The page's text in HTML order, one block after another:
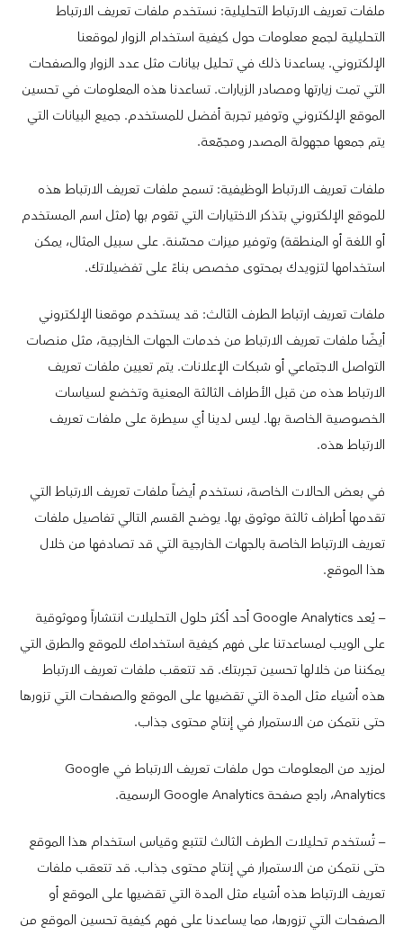
ملفات تعريف الارتباط التحليلية: نستخدم ملفات تعريف الارتباط
التحليلية لجمع معلومات حول كيفية استخدام الزوار لموقعنا
الإلكتروني. يساعدنا ذلك في تحليل بيانات مثل عدد الزوار والصفحات
التي تمت زيارتها ومصادر الزيارات. تساعدنا هذه المعلومات في تحسين
الموقع الإلكتروني وتوفير تجربة أفضل للمستخدم. جميع البيانات التي
يتم جمعها مجهولة المصدر ومجمّعة.
ملفات تعريف الارتباط الوظيفية: تسمح ملفات تعريف الارتباط هذه
للموقع الإلكتروني بتذكر الاختيارات التي تقوم بها (مثل اسم المستخدم
أو اللغة أو المنطقة) وتوفير ميزات محسّنة. على سبيل المثال، يمكن
استخدامها لتزويدك بمحتوى مخصص بناءً على تفضيلاتك.
ملفات تعريف ارتباط الطرف الثالث: قد يستخدم موقعنا الإلكتروني
أيضًا ملفات تعريف الارتباط من خدمات الجهات الخارجية، مثل منصات
التواصل الاجتماعي أو شبكات الإعلانات. يتم تعيين ملفات تعريف
الارتباط هذه من قبل الأطراف الثالثة المعنية وتخضع لسياسات
الخصوصية الخاصة بها. ليس لدينا أي سيطرة على ملفات تعريف
الارتباط هذه.
في بعض الحالات الخاصة، نستخدم أيضاً ملفات تعريف الارتباط التي
تقدمها أطراف ثالثة موثوق بها. يوضح القسم التالي تفاصيل ملفات
تعريف الارتباط الخاصة بالجهات الخارجية التي قد تصادفها من خلال
هذا الموقع.
– يُعد Google Analytics أحد أكثر حلول التحليلات انتشاراً وموثوقية
على الويب لمساعدتنا على فهم كيفية استخدامك للموقع والطرق التي
يمكننا من خلالها تحسين تجربتك. قد تتعقب ملفات تعريف الارتباط
هذه أشياء مثل المدة التي تقضيها على الموقع والصفحات التي تزورها
حتى نتمكن من الاستمرار في إنتاج محتوى جذاب.
لمزيد من المعلومات حول ملفات تعريف الارتباط في Google
Analytics، راجع صفحة Google Analytics الرسمية.
– تُستخدم تحليلات الطرف الثالث لتتبع وقياس استخدام هذا الموقع
حتى نتمكن من الاستمرار في إنتاج محتوى جذاب. قد تتعقب ملفات
تعريف الارتباط هذه أشياء مثل المدة التي تقضيها على الموقع أو
الصفحات التي تزورها، مما يساعدنا على فهم كيفية تحسين الموقع من